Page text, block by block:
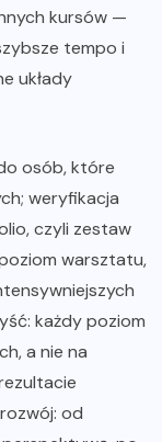
kursów —
tempo i
układy
osób, które
weryfikacja
czyli zestaw
warsztatu,
każdy poziom
a nie na
od